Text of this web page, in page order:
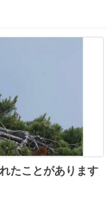
たことがあります